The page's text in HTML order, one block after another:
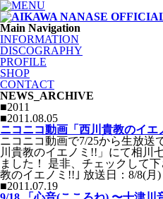
Main Navigation
INFORMATION
DISCOGRAPHY
PROFILE
SHOP
CONTACT
NEWS_ARCHIVE
■2011
■2011.08.05
ニコニコ動画「西川貴教のイエ
ニコニコ動画で7/25から生放送
川貴教のイエノミ!!」にて相川
ました！ 是非、チェックして
教のイエノミ!!｣ 放送日：8/8(
■2011.07.19